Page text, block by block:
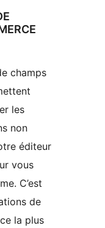
champs
les
non
éditeur
vous
C’est
de
la plus